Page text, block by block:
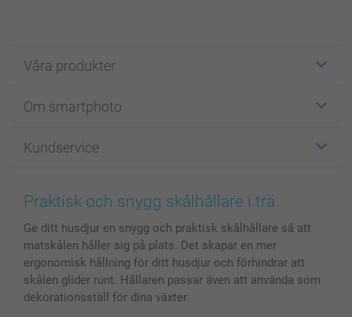
Våra produkter
Fotokort
Fotoböcker
Bilder, Fotoförstoring & Fotohäften
MyNameBook
Fotoalmanackor & Fotoagenda
Fotoramar & Tillbehör
Presentkort
Om smartphoto
För affiliates
Cookie Policy
Villkor och garantier
Investor Relations
Kundservice
smartgaranti
Priser & betalning
Status på beställningar
Praktisk och snygg skålhållare i trä
Ge ditt husdjur en snygg och praktisk skålhållare så att
matskålen håller sig på plats. Det skapar en mer
ergonomisk hållning för ditt husdjur och förhindrar att
skålen glider runt. Hållaren passar även att använda som
dekorationsställ för dina växter.